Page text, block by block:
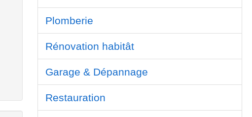
Plomberie
Rénovation habitât
Garage & Dépannage
Restauration